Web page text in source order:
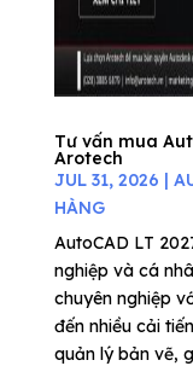
Tư vấn mua
Arotech
JUL 31, 2026 |
HÀNG
AutoCAD LT
nghiệp và cá
chuyên nghiệp
đến nhiều cải
quản lý bản vẽ,